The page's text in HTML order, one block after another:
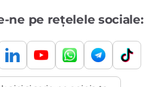
ne pe rețelele sociale: